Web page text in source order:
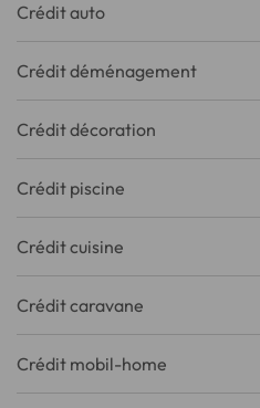
Crédit auto
Crédit déménagement
Crédit décoration
Crédit piscine
Crédit cuisine
Crédit caravane
Crédit mobil-home